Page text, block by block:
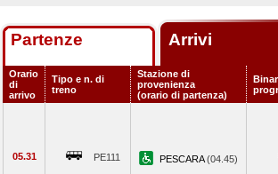
Partenze Arrivi
Orario
di
arrivo
Tipo e n. di
treno
Stazione di
provenienza
(orario di partenza)
05.31 PE111 PESCARA(04.45)